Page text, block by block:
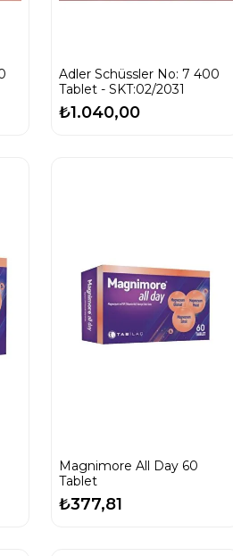
Adler Schüssler No: 7 400
Tablet - SKT:02/2031
₺1.040,00
Magnimore All Day 60
Tablet
₺377,81